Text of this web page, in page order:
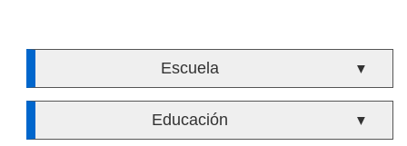
Escuela ▼
Educación ▼